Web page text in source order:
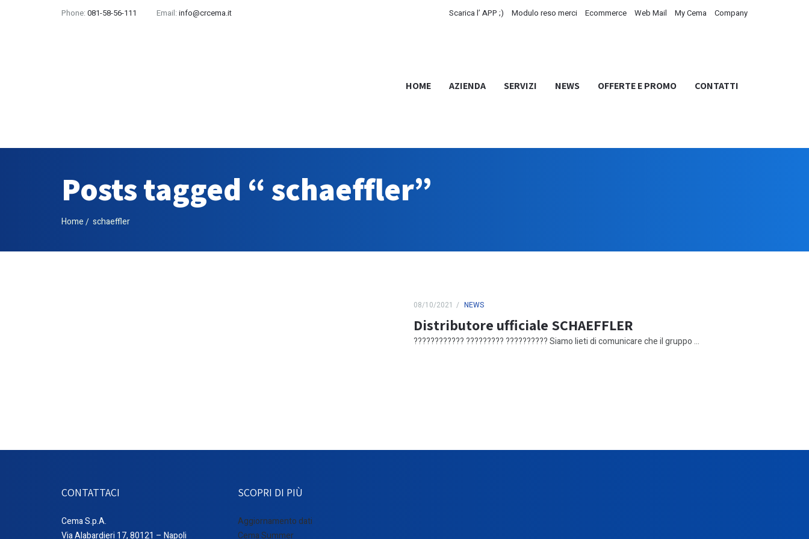
Phone: 081-58-56-111 Email: info@crcema.it Scarica l’ APP ;) Modulo reso merci Ecommerce Web Mail My Cema Company
HOME AZIENDA SERVIZI NEWS OFFERTE E PROMO CONTATTI
Posts tagged “ schaeffler”
Home schaeffler
08/10/2021 NEWS
Distributore ufficiale SCHAEFFLER
???????????? ????????? ?????????? Siamo lieti di comunicare che il gruppo ...
CONTATTACI
Cema S.p.A.
Via Alabardieri 17, 80121 – Napoli
SCOPRI DI PIÙ
Aggiornamento dati
Cema Summer